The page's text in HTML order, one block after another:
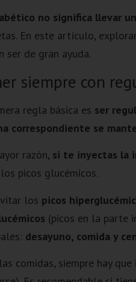
no significa llevar
En este artículo,
ser de gran ayuda.
siempre con
regla básica es ser
correspondiente se
razón, si te inyectas la
picos glucémicos.
los picos
(picos en la parte
desayuno, comida y
comidas, siempre hay que